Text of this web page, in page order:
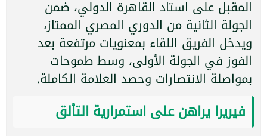
المقبل على استاد القاهرة الدولي، ضمن
الجولة الثانية من الدوري المصري الممتاز،
ويدخل الفريق اللقاء بمعنويات مرتفعة بعد
الفوز في الجولة الأولى، وسط طموحات
بمواصلة الانتصارات وحصد العلامة الكاملة.
فيريرا يراهن على استمرارية التألق